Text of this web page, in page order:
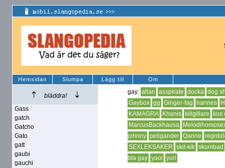
Hemsidan Slumpa Lägg till Om
bläddra!
Gass
gatch
Gatcho
Gato
gatt
gaubi
gauchi
gay: allan asspirate docka dog
Gaybox gg Ginger-fag hannes
KAMAGRA
Khanis killgillare
kos
MarcusBackhausa
johnny peligander Qanne
SEXLEKSAKER skit-kik skumbad
bla gay yaoi yuri